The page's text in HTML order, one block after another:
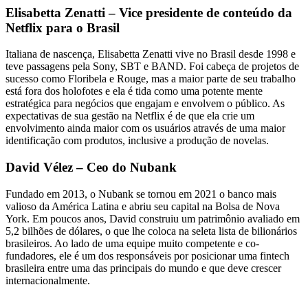
Elisabetta Zenatti – Vice presidente de conteúdo da
Netflix para o Brasil
Italiana de nascença, Elisabetta Zenatti vive no Brasil desde 1998 e
teve passagens pela Sony, SBT e BAND. Foi cabeça de projetos de
sucesso como Floribela e Rouge, mas a maior parte de seu trabalho
está fora dos holofotes e ela é tida como uma potente mente
estratégica para negócios que engajam e envolvem o público. As
expectativas de sua gestão na Netflix é de que ela crie um
envolvimento ainda maior com os usuários através de uma maior
identificação com produtos, inclusive a produção de novelas.
David Vélez – Ceo do Nubank
Fundado em 2013, o Nubank se tornou em 2021 o banco mais
valioso da América Latina e abriu seu capital na Bolsa de Nova
York. Em poucos anos, David construiu um patrimônio avaliado em
5,2 bilhões de dólares, o que lhe coloca na seleta lista de bilionários
brasileiros. Ao lado de uma equipe muito competente e co-
fundadores, ele é um dos responsáveis por posicionar uma fintech
brasileira entre uma das principais do mundo e que deve crescer
internacionalmente.